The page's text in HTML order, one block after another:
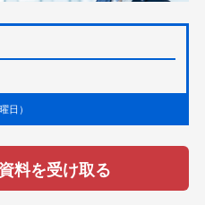
日）
料を受け取る